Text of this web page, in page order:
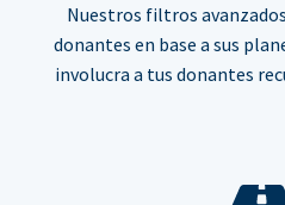
Nuestros filtros
donantes en base a sus
involucra a tus donantes